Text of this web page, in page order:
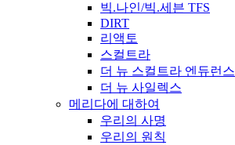
빅.나인/빅.세븐 TFS
DIRT
리액토
스컬트라
더 뉴 스컬트라 엔듀런스
더 뉴 사일렉스
메리다에 대하여
우리의 사명
우리의 원칙